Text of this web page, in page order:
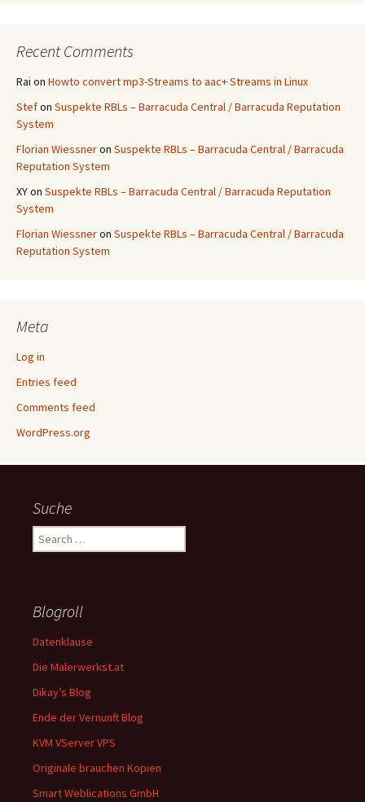
Recent Comments
Rai on Howto convert mp3-Streams to aac+ Streams in Linux
Stefon Suspekte RBLs – Barracuda Central / Barracuda Reputation
System
Florian Wiessneron Suspekte RBLs – Barracuda Central / Barracuda
Reputation System
XYon Suspekte RBLs – Barracuda Central / Barracuda Reputation
System
Florian Wiessneron Suspekte RBLs – Barracuda Central / Barracuda
Reputation System
Meta
Log in
Entries feed
Comments feed
WordPress.org
Suche
Search
for:
Blogroll
Datenklause
Die Malerwerkst.at
Dikay’s Blog
Ende der Vernunft Blog
KVM VServer VPS
Originale brauchen Kopien
Smart Weblications GmbH